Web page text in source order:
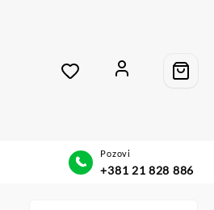
Pozovi
+381 21 828 886